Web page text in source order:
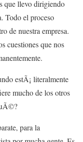
que llevo dirigiendo
Todo el proceso
de nuestra empresa.
cuestiones que nos
estÃ¡ literalmente
mucho de los otros
para la